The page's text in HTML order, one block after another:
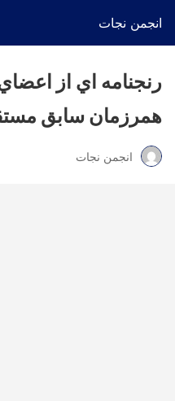
انجمن نجات
رنجنامه اي از
همرزمان سابق
انجمن نجات